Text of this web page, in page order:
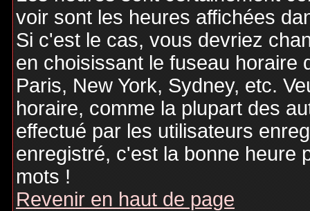
voir sont les heures affichées
Si c'est le cas, vous devriez
en choisissant le fuseau horaire
Paris, New York, Sydney, etc.
horaire, comme la plupart des
effectué par les utilisateurs
enregistré, c'est la bonne heure
mots !
Revenir en haut de page